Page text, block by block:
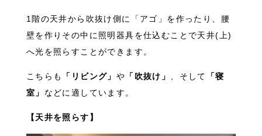
1階の天井から吹抜け側に「アゴ」を作ったり、腰
壁を作りその中に照明器具を仕込むことで天井(上)
へ光を照らすことができます。
こちらも 「リビング」 や 「吹抜け」 、そして
「寝
室」 などに適しています。
【天井を照らす】